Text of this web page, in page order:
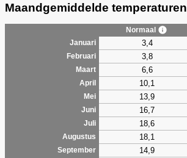
Maandgemiddelde temperaturen
Normaal
Januari
3,4
Februari 3,8
Maart 6,6
April 10,1
Mei 13,9
Juni
16,7
Juli
18,6
Augustus
18,1
September
14,9